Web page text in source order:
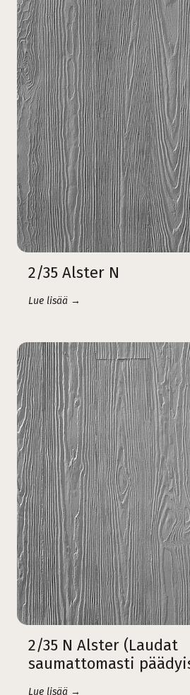
2/35 Alster N
Lue lisää →
2/35 N Alster (Laudat
saumattomasti
Lue lisää →